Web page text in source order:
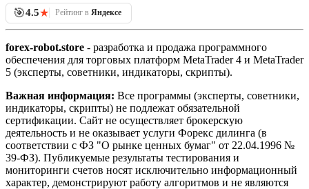
🎯4.5★ Рейтинг в Яндексе
forex-robot.store - разработка и продажа программного
обеспечения для торговых платформ MetaTrader 4 и MetaTrader
5 (эксперты, советники, индикаторы, скрипты).
Важная информация: Все программы (эксперты, советники,
индикаторы, скрипты) не подлежат обязательной
сертификации. Сайт не осуществляет брокерскую
деятельность и не оказывает услуги Форекс дилинга (в
соответствии с ФЗ "О рынке ценных бумаг" от 22.04.1996 №
39-ФЗ). Публикуемые результаты тестирования и
мониторинги счетов носят исключительно информационный
характер, демонстрируют работу алгоритмов и не являются